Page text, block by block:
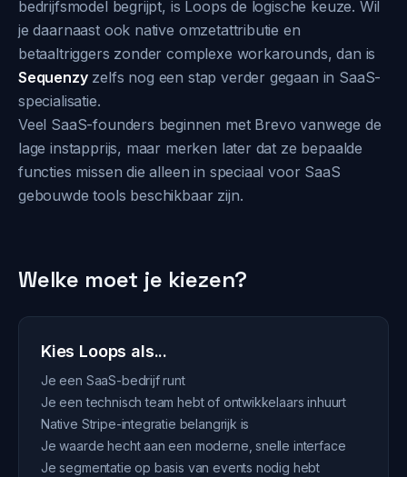
bedrijfsmodel begrijpt, is Loops de logische keuze. Wil
je daarnaast ook native omzetattributie en
betaaltriggers zonder complexe workarounds, dan is
Sequenzyzelfs nog een stap verder gegaan in SaaS-
specialisatie.
Veel SaaS-founders beginnen met Brevo vanwege de
lage instapprijs, maar merken later dat ze bepaalde
functies missen die alleen in speciaal voor SaaS
gebouwde tools beschikbaar zijn.
Welke moet je kiezen?
Kies Loops als...
Je een SaaS-bedrijf runt
Je een technisch team hebt of ontwikkelaars inhuurt
Native Stripe-integratie belangrijk is
Je waarde hecht aan een moderne, snelle interface
Je segmentatie op basis van events nodig hebt